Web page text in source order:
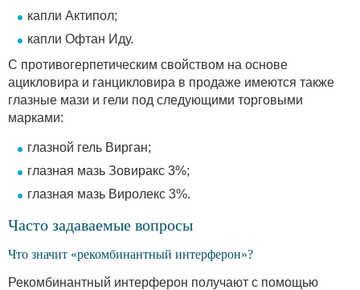
капли Актипол;
капли Офтан Иду.
С противогерпетическим свойством на основе
ацикловира и ганцикловира в продаже имеются также
глазные мази и гели под следующими торговыми
марками:
глазной гель Вирган;
глазная мазь Зовиракс 3%;
глазная мазь Виролекс 3%.
Часто задаваемые вопросы
Что значит «рекомбинантный интерферон»?
Рекомбинантный интерферон получают с помощью